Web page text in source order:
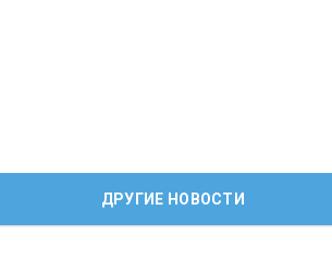
ДРУГИЕ НОВОСТИ